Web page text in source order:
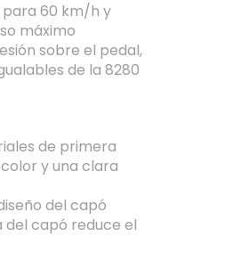
para 60 km/h y
máximo
sobre el pedal,
de la 8280
de primera
y una clara
del capó
del capó reduce el